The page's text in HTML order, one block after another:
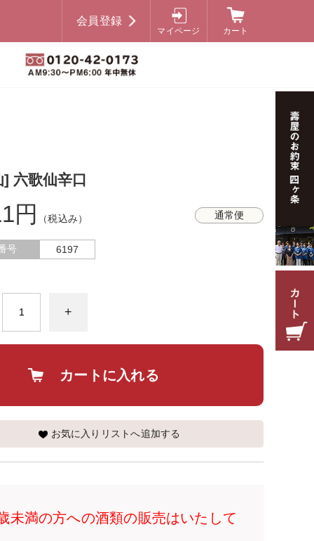
会員登録
マイページ カート
六歌仙辛口
通常便
円 （税込み）
号 6197
+
カートに入れる
お気に入りリストへ追加する
未満の方への酒類の販売はいたして